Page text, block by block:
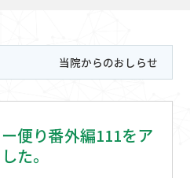
当院からのおしらせ
便り番外編111をア
た。